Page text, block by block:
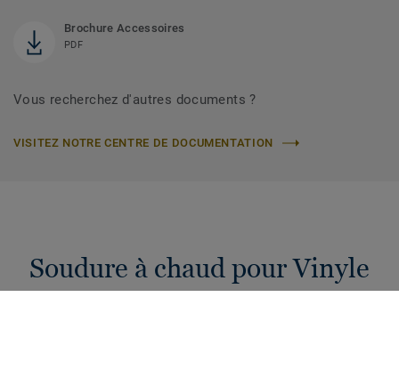
Brochure Accessoires
PDF
Vous recherchez d'autres documents ?
VISITEZ NOTRE CENTRE DE DOCUMENTATION
Soudure à chaud pour Vinyle